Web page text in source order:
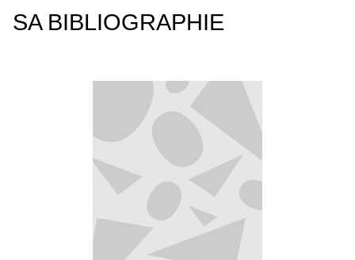
SA BIBLIOGRAPHIE